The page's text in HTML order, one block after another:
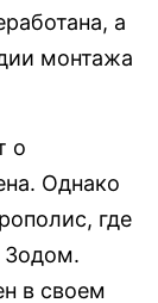
а
монтажа
о
Однако
где
Зодом.
в своем